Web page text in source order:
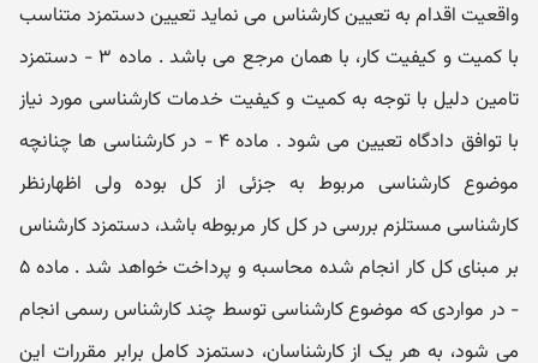
واقعیت اقدام به تعیین کارشناس می نماید تعیین دستمزد متناسب
با کمیت و کیفیت کار، با همان مرجع می باشد . ماده ۳ - دستمزد
تامین دلیل با توجه به کمیت و کیفیت خدمات کارشناسی مورد نیاز
با توافق دادگاه تعیین می شود . ماده ۴ - در کارشناسی ها چنانچه
موضوع کارشناسی مربوط به جزئی از کل بوده ولی اظهارنظر
کارشناسی مستلزم بررسی در کل کار مربوطه باشد، دستمزد کارشناس
بر مبنای کل کار انجام شده محاسبه و پرداخت خواهد شد . ماده ۵
- در مواردی که موضوع کارشناسی توسط چند کارشناس رسمی انجام
می شود، به هر یک از کارشناسان، دستمزد کامل برابر مقررات این